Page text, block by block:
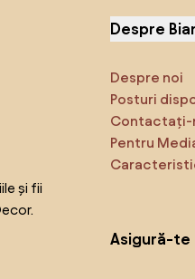
și fii
Despre
Despre noi
Posturi
Contactați-
Pentru
Asigură-te